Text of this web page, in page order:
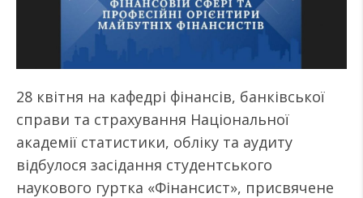
28 квітня на кафедрі фінансів, банківської
справи та страхування Національної
академії статистики, обліку та аудиту
відбулося засідання студентського
наукового гуртка «Фінансист», присвячене